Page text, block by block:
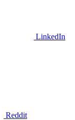
LinkedIn
Reddit